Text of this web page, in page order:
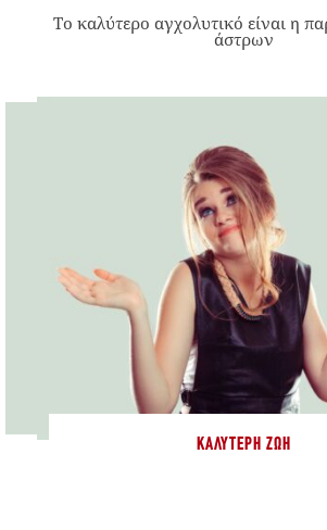
Το καλύτερο αγχολυτικό είναι η
άστρων
ΚΑΛΎΤΕΡΗ ΖΩΉ